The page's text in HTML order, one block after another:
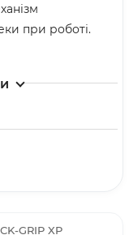
при роботі.
GRIP XP